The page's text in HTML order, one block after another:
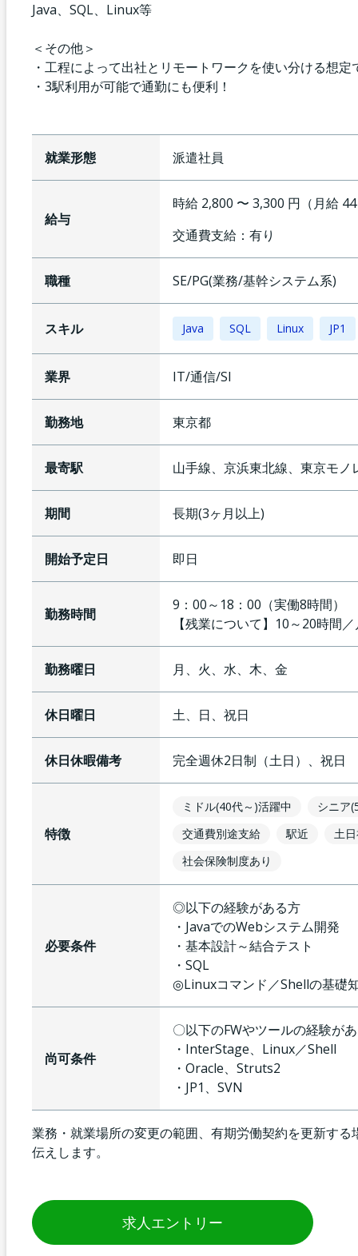
Java、SQL、Linux等
＜その他＞
・工程によって出社とリモートワークを使い分ける想定
・3駅利用が可能で通勤にも便利！
就業形態 派遣社員
給与
時給 2,800 〜 3,300 円（月給
交通費支給： 有り
職種 SE/PG(業務/基幹システム系)
スキル Java SQL Linux JP1
業界 IT/通信/SI
勤務地 東京都
最寄駅 山手線、京浜東北線、東京モノ
期間 長期(3ヶ月以上)
開始予定日 即日
勤務時間
9：00～18：00（実働8時間
【残業について】 10～20時間
勤務曜日 月、火、水、木、金
休日曜日 土、日、祝日
休日休暇備考 完全週休2日制（土日）、祝日
特徴
ミドル(40代～)活躍中
シニア
交通費別途支給
駅近
土
社会保険制度あり
必要条件
◎以下の経験がある方
・JavaでのWebシステム開発
・基本設計～結合テスト
・SQL
◎Linuxコマンド／Shellの基礎
尚可条件
〇以下のFWやツールの経験が
・InterStage、Linux／Shell
・Oracle、Struts2
・JP1、SVN
業務・就業場所の変更の範囲、有期労働契約を更新す
伝えします。
求人エントリー